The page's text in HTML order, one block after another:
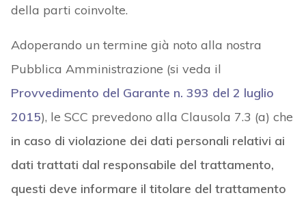
della parti coinvolte.
Adoperando un termine già noto alla nostra
Pubblica Amministrazione (si veda il
Provvedimento del Garante n. 393 del 2 luglio
2015), le SCC prevedono alla Clausola 7.3 (a) che
in caso di violazione dei dati personali relativi ai
dati trattati dal responsabile del trattamento,
questi deve informare il titolare del trattamento